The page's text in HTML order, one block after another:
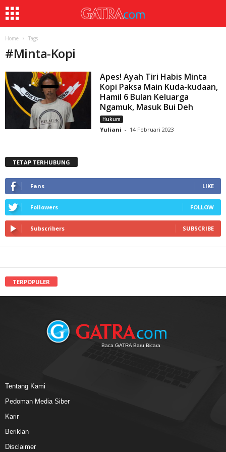
Home Tags
#Minta-Kopi
Apes! Ayah Tiri Habis Minta
Kopi Paksa Main Kuda-kudaan,
Hamil 6 Bulan Keluarga
Ngamuk, Masuk Bui Deh
Hukum
Yuliani - 14 Februari 2023
TETAP TERHUBUNG
Fans LIKE
Followers FOLLOW
Subscribers SUBSCRIBE
TERPOPULER
Baca GATRA Baru Bicara
Tentang Kami
Pedoman Media Siber
Karir
Beriklan
Disclaimer